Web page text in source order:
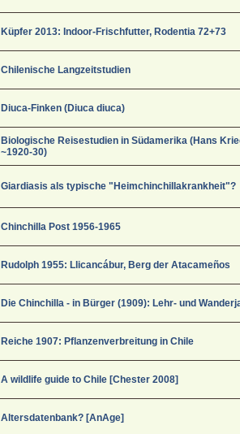
Küpfer 2013: Indoor-Frischfutter, Rodentia 72+73
Chilenische Langzeitstudien
Diuca-Finken (Diuca diuca)
Biologische Reisestudien in Südamerika (Hans
~1920-30)
Giardiasis als typische "Heimchinchillakrankheit"?
Chinchilla Post 1956-1965
Rudolph 1955: Llicancábur, Berg der Atacameños
Die Chinchilla - in Bürger (1909): Lehr- und
Reiche 1907: Pflanzenverbreitung in Chile
A wildlife guide to Chile [Chester 2008]
Altersdatenbank? [AnAge]